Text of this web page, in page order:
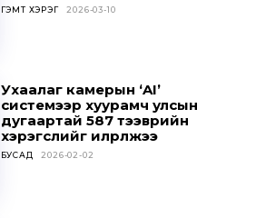
ГЭМТ ХЭРЭГ 2026-03-10
Ухаалаг камерын ‘AI’
системээр хуурамч улсын
дугаартай 587 тээврийн
хэрэгслийг илрүүлжээ
БУСАД 2026-02-02